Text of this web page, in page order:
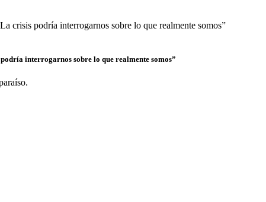
interrogarnos sobre lo que realmente somos”